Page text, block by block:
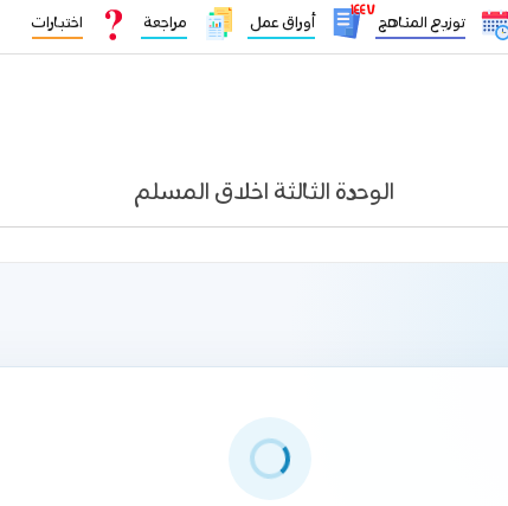
توزيع المناهج
١٤٤٧
أوراق عمل مراجعة اختبارات
الوحدة الثالثة اخلاق المسلم